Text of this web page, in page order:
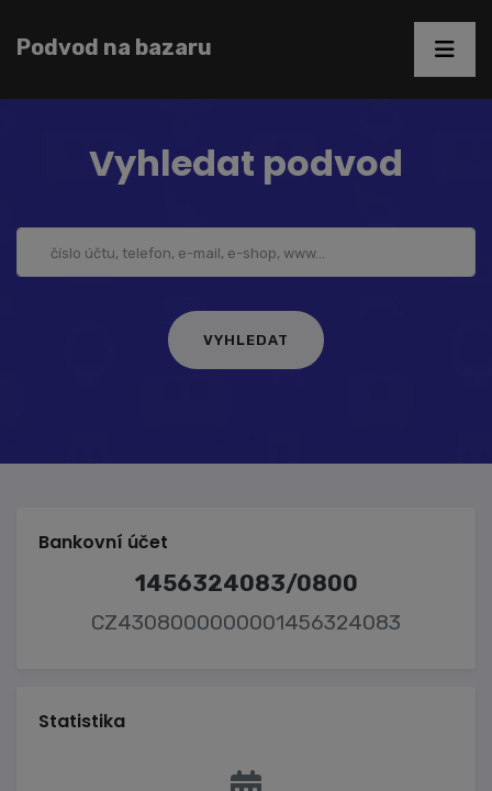
Podvod na bazaru
Vyhledat podvod
Bankovní účet
1456324083/0800
CZ4308000000001456324083
Statistika